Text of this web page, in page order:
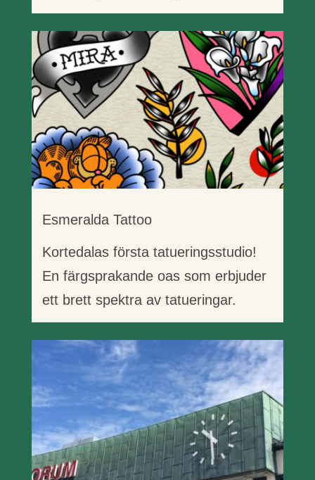
Esmeralda Tattoo
Kortedalas första tatueringsstudio!
En färgsprakande oas som erbjuder
ett brett spektra av tatueringar.